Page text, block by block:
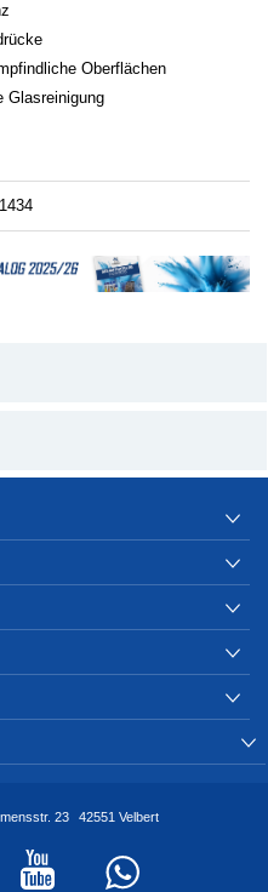
Oberflächen
Glasreinigung
23 42551 Velbert